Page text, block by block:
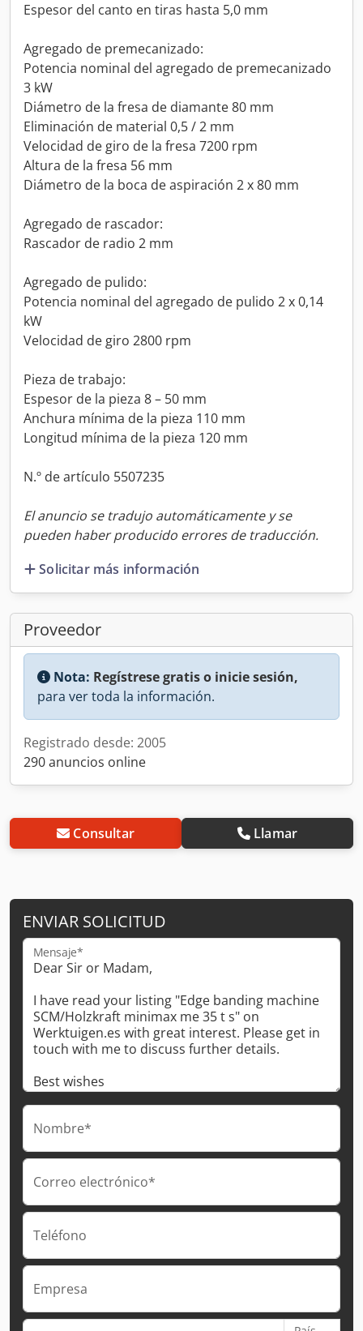
Espesor del canto en tiras hasta 5,0 mm
Agregado de premecanizado:
Potencia nominal del agregado de premecanizado
3 kW
Diámetro de la fresa de diamante 80 mm
Eliminación de material 0,5 / 2 mm
Velocidad de giro de la fresa 7200 rpm
Altura de la fresa 56 mm
Diámetro de la boca de aspiración 2 x 80 mm
Agregado de rascador:
Rascador de radio 2 mm
Agregado de pulido:
Potencia nominal del agregado de pulido 2 x 0,14
kW
Velocidad de giro 2800 rpm
Pieza de trabajo:
Espesor de la pieza 8 – 50 mm
Anchura mínima de la pieza 110 mm
Longitud mínima de la pieza 120 mm
N.º de artículo 5507235
El anuncio se tradujo automáticamente y se
pueden haber producido errores de traducción.
Solicitar más información
Proveedor
Nota: Regístrese gratis o inicie sesión,
para ver toda la información.
Registrado desde: 2005
290 anuncios online
Consultar Llamar
ENVIAR SOLICITUD
Mensaje*
Nombre*
Correo electrónico*
Teléfono
Empresa